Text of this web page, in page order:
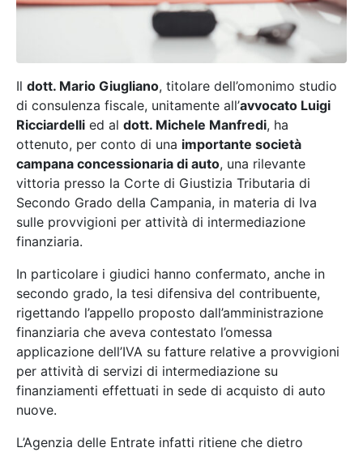
Il dott. Mario Giugliano, titolare dell’omonimo studio
di consulenza fiscale, unitamente all’avvocato Luigi
Ricciardelli ed al dott. Michele Manfredi, ha
ottenuto, per conto di una importante società
campana concessionaria di auto, una rilevante
vittoria presso la Corte di Giustizia Tributaria di
Secondo Grado della Campania, in materia di Iva
sulle provvigioni per attività di intermediazione
finanziaria.
In particolare i giudici hanno confermato, anche in
secondo grado, la tesi difensiva del contribuente,
rigettando l’appello proposto dall’amministrazione
finanziaria che aveva contestato l’omessa
applicazione dell’IVA su fatture relative a provvigioni
per attività di servizi di intermediazione su
finanziamenti effettuati in sede di acquisto di auto
nuove.
L’Agenzia delle Entrate infatti ritiene che dietro